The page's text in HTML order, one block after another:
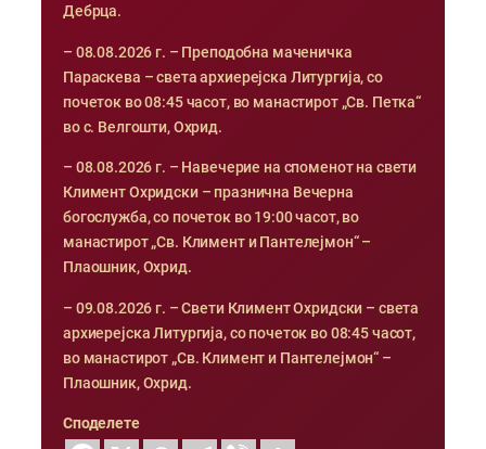
Дебрца.
– 08.08.2026 г. – Преподобна маченичка
Параскева – света архиерејска Литургија, со
почеток во 08:45 часот, во манастирот „Св. Петка“
во с. Велгошти, Охрид.
– 08.08.2026 г. – Навечерие на споменот на свети
Климент Охридски – празнична Вечерна
богослужба, со почеток во 19:00 часот, во
манастирот „Св. Климент и Пантелејмон“ –
Плаошник, Охрид.
– 09.08.2026 г. – Свети Климент Охридски – света
архиерејска Литургија, со почеток во 08:45 часот,
во манастирот „Св. Климент и Пантелејмон“ –
Плаошник, Охрид.
Споделете